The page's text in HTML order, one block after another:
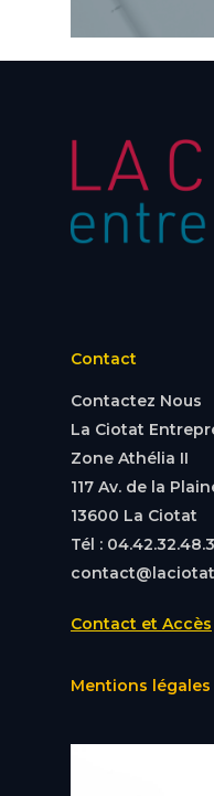
Contact
Contactez Nous
La Ciotat
Zone Athélia II
117 Av. de la
13600 La Ciotat
Tél :
Contact et Accès
Mentions légales